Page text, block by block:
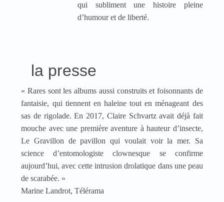
qui subliment une histoire pleine
d’humour et de liberté.
la presse
« Rares sont les albums aussi construits et foisonnants de
fantaisie, qui tiennent en haleine tout en ménageant des
sas de rigolade. En 2017, Claire Schvartz avait déjà fait
mouche avec une première aventure à hauteur d’insecte,
Le Gravillon de pavillon qui voulait voir la mer. Sa
science d’entomologiste clownesque se confirme
aujourd’hui, avec cette intrusion drolatique dans une peau
de scarabée. »
Marine Landrot, Télérama